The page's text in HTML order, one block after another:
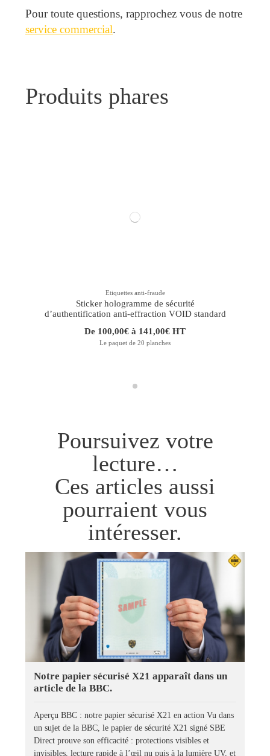
Pour toute questions, rapprochez vous de notre
service commercial.
Produits phares
Etiquettes anti-fraude
Sticker hologramme de sécurité
d’authentification anti-effraction VOID standard
De 100,00€ à 141,00€ HT
Le paquet de 20 planches
Poursuivez votre
lecture…
Ces articles aussi
pourraient vous
intéresser.
Notre papier sécurisé X21 apparaît dans un
article de la BBC.
Aperçu BBC : notre papier sécurisé X21 en action Vu dans
un sujet de la BBC, le papier de sécurité X21 signé SBE
Direct prouve son efficacité : protections visibles et
invisibles, lecture rapide à l’œil nu puis à la lumière UV, et